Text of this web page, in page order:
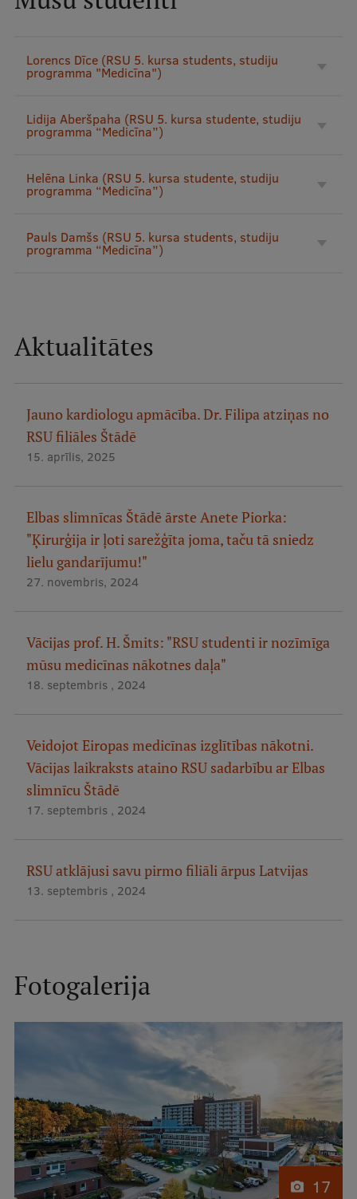
Lorencs Dīce (RSU 5. kursa students, studiju
programma "Medicīna")
Lidija Aberšpaha (RSU 5. kursa studente, studiju
programma “Medicīna”)
Helēna Linka (RSU 5. kursa studente, studiju
programma “Medicīna”)
Pauls Damšs (RSU 5. kursa students, studiju
programma “Medicīna”)
Aktualitātes
Jauno kardiologu apmācība. Dr. Filipa atziņas no
RSU filiāles Štādē
15. aprīlis, 2025
Elbas slimnīcas Štādē ārste Anete Piorka:
"Ķirurģija ir ļoti sarežģīta joma, taču tā sniedz
lielu gandarījumu!"
27. novembris, 2024
Vācijas prof. H. Šmits: "RSU studenti ir nozīmīga
mūsu medicīnas nākotnes daļa"
18. septembris , 2024
Veidojot Eiropas medicīnas izglītības nākotni.
Vācijas laikraksts ataino RSU sadarbību ar Elbas
slimnīcu Štādē
17. septembris , 2024
RSU atklājusi savu pirmo filiāli ārpus Latvijas
13. septembris , 2024
Fotogalerija
17